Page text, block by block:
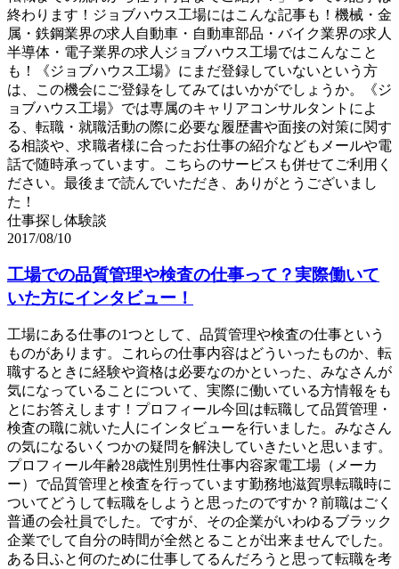
終わります！ジョブハウス工場にはこんな記事も！機械・金
属・鉄鋼業界の求人自動車・自動車部品・バイク業界の求人
半導体・電子業界の求人ジョブハウス工場ではこんなこと
も！《ジョブハウス工場》にまだ登録していないという方
は、この機会にご登録をしてみてはいかがでしょうか。《ジ
ョブハウス工場》では専属のキャリアコンサルタントによ
る、転職・就職活動の際に必要な履歴書や面接の対策に関す
る相談や、求職者様に合ったお仕事の紹介などもメールや電
話で随時承っています。こちらのサービスも併せてご利用く
ださい。最後まで読んでいただき、ありがとうございまし
た！
仕事探し体験談
2017/08/10
工場での品質管理や検査の仕事って？実際働いて
いた方にインタビュー！
工場にある仕事の1つとして、品質管理や検査の仕事という
ものがあります。これらの仕事内容はどういったものか、転
職するときに経験や資格は必要なのかといった、みなさんが
気になっていることについて、実際に働いている方情報をも
とにお答えします！プロフィール今回は転職して品質管理・
検査の職に就いた人にインタビューを行いました。みなさん
の気になるいくつかの疑問を解決していきたいと思います。
プロフィール年齢28歳性別男性仕事内容家電工場（メーカ
ー）で品質管理と検査を行っています勤務地滋賀県転職時に
ついてどうして転職をしようと思ったのですか？前職はごく
普通の会社員でした。ですが、その企業がいわゆるブラック
企業でして自分の時間が全然とることが出来ませんでした。
ある日ふと何のために仕事してるんだろうと思って転職を考